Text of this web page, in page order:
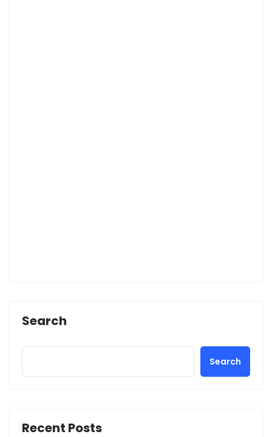
Search
Search
Recent Posts